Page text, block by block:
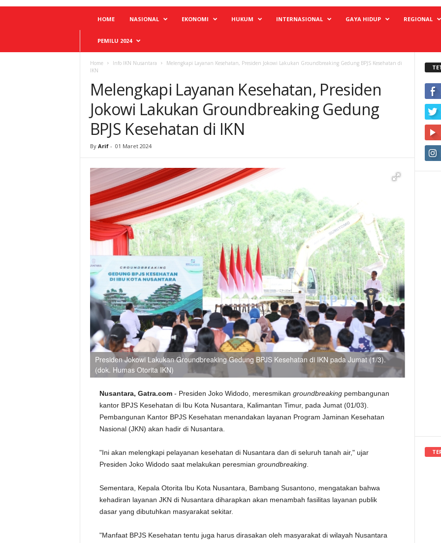
HOME NASIONAL EKONOMI HUKUM INTERNASIONAL GAYA HIDUP REGIONAL
PEMILU 2024
Home Info IKN Nusantara
Melengkapi Layanan Kesehatan, Presiden Jokowi Lakukan Groundbreaking Gedung BPJS Kesehatan di
IKN
Melengkapi Layanan Kesehatan, Presiden
Jokowi Lakukan Groundbreaking Gedung
BPJS Kesehatan di IKN
By Arif - 01 Maret 2024
Presiden Jokowi Lakukan Groundbreaking Gedung BPJS Kesehatan di IKN pada Jumat (1/3).
(dok. Humas Otorita IKN)
Nusantara, Gatra.com- Presiden Joko Widodo, meresmikan groundbreakingpembangunan
kantor BPJS Kesehatan di Ibu Kota Nusantara, Kalimantan Timur, pada Jumat (01/03).
Pembangunan Kantor BPJS Kesehatan menandakan layanan Program Jaminan Kesehatan
Nasional (JKN) akan hadir di Nusantara.
"Ini akan melengkapi pelayanan kesehatan di Nusantara dan di seluruh tanah air," ujar
Presiden Joko Widodo saat melakukan peresmian groundbreaking.
Sementara, Kepala Otorita Ibu Kota Nusantara, Bambang Susantono, mengatakan bahwa
kehadiran layanan JKN di Nusantara diharapkan akan menambah fasilitas layanan publik
dasar yang dibutuhkan masyarakat sekitar.
"Manfaat BPJS Kesehatan tentu juga harus dirasakan oleh masyarakat di wilayah Nusantara